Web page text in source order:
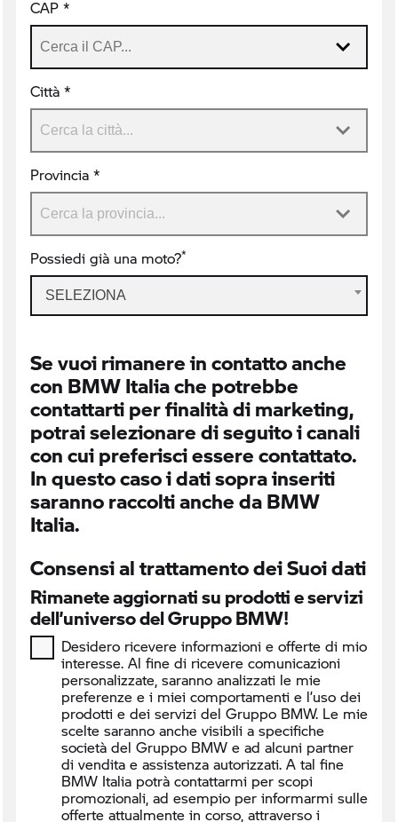
CAP *
Città *
Provincia *
Possiedi già una moto?*
SELEZIONA
Se vuoi rimanere in contatto anche
con BMW Italia che potrebbe
contattarti per finalità di marketing,
potrai selezionare di seguito i canali
con cui preferisci essere contattato.
In questo caso i dati sopra inseriti
saranno raccolti anche da BMW
Italia.
Consensi al trattamento dei Suoi dati
Rimanete aggiornati su prodotti e servizi
dell’universo del Gruppo BMW!
Desidero ricevere informazioni e offerte di mio
interesse. Al fine di ricevere comunicazioni
personalizzate, saranno analizzati le mie
preferenze e i miei comportamenti e l’uso dei
prodotti e dei servizi del Gruppo BMW. Le mie
scelte saranno anche visibili a specifiche
società del Gruppo BMW e ad alcuni partner
di vendita e assistenza autorizzati. A tal fine
BMW Italia potrà contattarmi per scopi
promozionali, ad esempio per informarmi sulle
offerte attualmente in corso, attraverso i